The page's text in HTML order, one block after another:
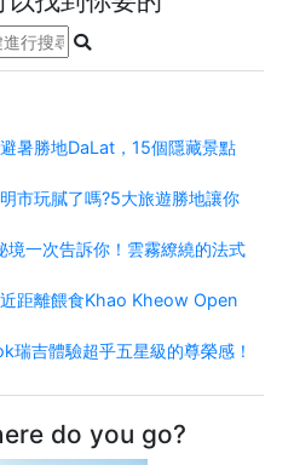
暑勝地DaLat，15個隱藏景點
市玩膩了嗎?5大旅遊勝地讓你
境一次告訴你！雲霧繚繞的法式
近距離餵食Khao Kheow Open
吉體驗超乎五星級的尊榮感！
do you go?